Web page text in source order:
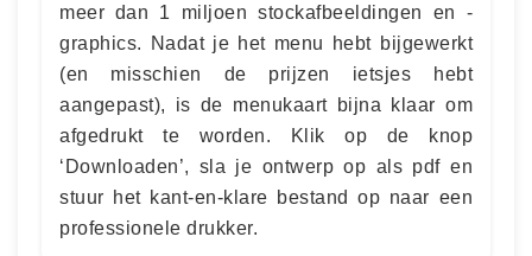
meer dan 1 miljoen stockafbeeldingen en -
graphics. Nadat je het menu hebt bijgewerkt
(en misschien de prijzen ietsjes hebt
aangepast), is de menukaart bijna klaar om
afgedrukt te worden. Klik op de knop
‘Downloaden’, sla je ontwerp op als pdf en
stuur het kant-en-klare bestand op naar een
professionele drukker.